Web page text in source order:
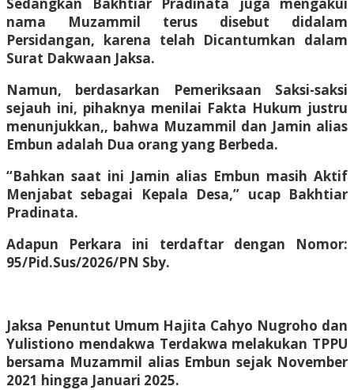
nama Muzammil terus disebut didalam
Persidangan, karena telah Dicantumkan dalam
Surat Dakwaan Jaksa.
Namun, berdasarkan Pemeriksaan Saksi-saksi
sejauh ini, pihaknya menilai Fakta Hukum justru
menunjukkan,, bahwa Muzammil dan Jamin alias
Embun adalah Dua orang yang Berbeda.
“Bahkan saat ini Jamin alias Embun masih Aktif
Menjabat sebagai Kepala Desa,” ucap Bakhtiar
Pradinata.
Adapun Perkara ini terdaftar dengan Nomor:
95/Pid.Sus/2026/PN Sby.
Jaksa Penuntut Umum Hajita Cahyo Nugroho dan
Yulistiono mendakwa Terdakwa melakukan TPPU
bersama Muzammil alias Embun sejak November
2021 hingga Januari 2025.